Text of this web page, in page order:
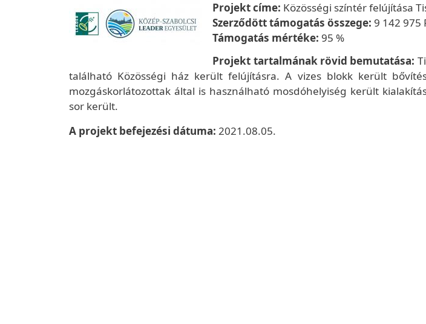
Projekt címe: Közösségi színtér felújítása
Szerződött támogatás összege: 9 142 975
Támogatás mértéke: 95 %
Projekt tartalmának rövid bemutatása:
található Közösségi ház került felújításra. A vizes blokk került
mozgáskorlátozottak által is használható mosdóhelyiség került
sor került.
A projekt befejezési dátuma: 2021.08.05.